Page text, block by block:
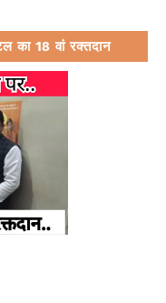
का 18 वां रक्तदान